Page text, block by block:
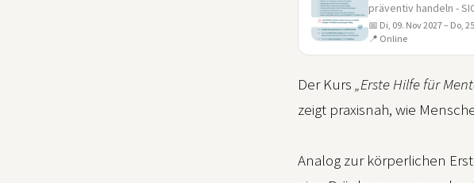
präventiv handeln -
📅 Di, 09. Nov 2027 – Do,
📍 Online
Der Kurs „Erste Hilfe für
zeigt praxisnah, wie
Analog zur körperlichen